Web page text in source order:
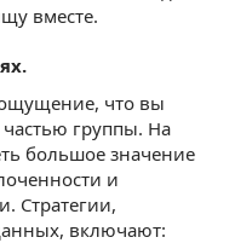
вместе.
ощущение, что вы
группы. На
большое значение
и
Стратегии,
включают: